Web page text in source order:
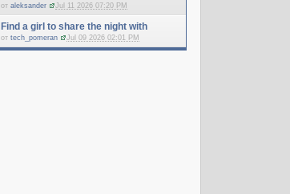
отaleksander Jul 11 2026 07:20 PM
Find a girl to share the night with
отtech_pomeran Jul 09 2026 02:01 PM